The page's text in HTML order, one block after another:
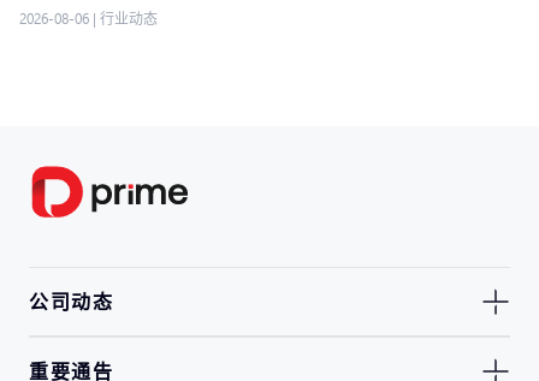
2026-08-06 | 行业动态
公司动态
重要通告